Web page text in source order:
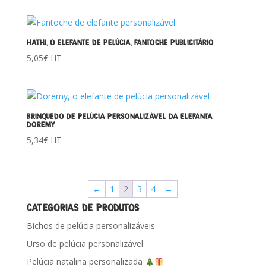
HATHI, O ELEFANTE DE PELÚCIA, FANTOCHE PUBLICITÁRIO
5,05€HT
BRINQUEDO DE PELÚCIA PERSONALIZÁVEL DA ELEFANTA
DOREMY
5,34€HT
← 1 2 3 4 →
CATEGORIAS DE PRODUTOS
Bichos de pelúcia personalizáveis
Urso de pelúcia personalizável
Pelúcia natalina personalizada